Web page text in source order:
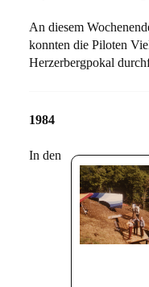
An diesem
konnten die Piloten
Herzerbergpokal
1984
In den